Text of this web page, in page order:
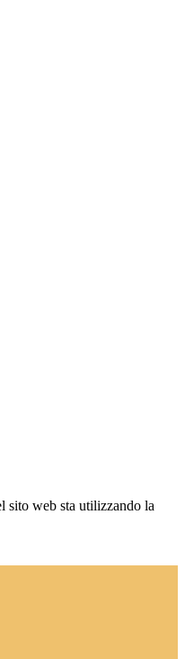
sito web sta utilizzando la